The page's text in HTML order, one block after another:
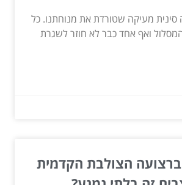
סינית מעיקה שטורדת את מנוחתנו. כל
ואף אחד כבר לא חוזר לשגרת
ברצועה הצולבת הקדמית